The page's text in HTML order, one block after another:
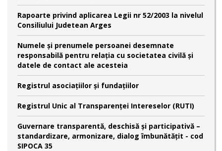
Rapoarte privind aplicarea Legii nr 52/2003 la nivelul
Consiliului Judetean Arges
Numele şi prenumele persoanei desemnate
responsabilă pentru relaţia cu societatea civilă şi
datele de contact ale acesteia
Registrul asociațiilor și fundațiilor
Registrul Unic al Transparenței Intereselor (RUTI)
Guvernare transparentă, deschisă și participativă –
standardizare, armonizare, dialog îmbunătățit - cod
SIPOCA 35